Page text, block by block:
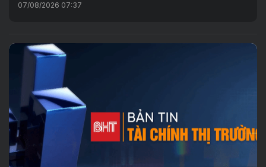
07/08/2026 07:37